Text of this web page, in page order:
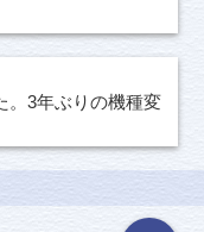
。3年ぶりの機種変